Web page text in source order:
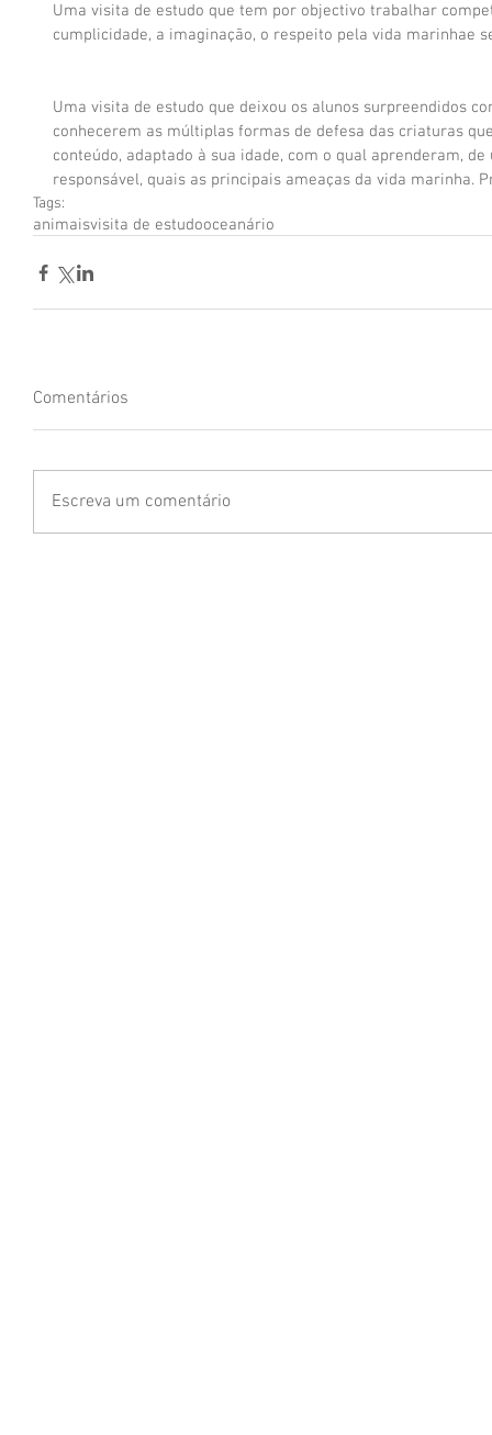
Uma visita de estudo que tem por objectivo trabalhar
cumplicidade, a imaginação, o respeito pela vida marinhae
Uma visita de estudo que deixou os alunos surpreendidos
conhecerem as múltiplas formas de defesa das criaturas
conteúdo, adaptado à sua idade, com o qual aprenderam,
responsável, quais as principais ameaças da vida marinha.
Tags:
animaisvisita de estudooceanário
Comentários
Escreva um comentário